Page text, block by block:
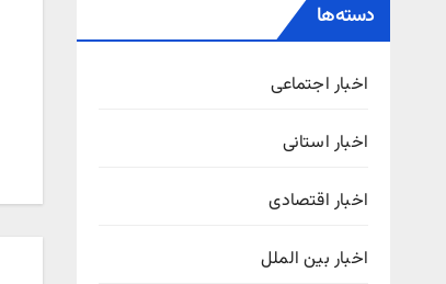
دسته‌ها
اخبار اجتماعی
اخبار استانی
اخبار اقتصادی
اخبار بین الملل